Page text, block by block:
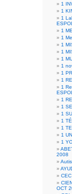
1
1
1
ESPOL
1
1
1
1
1
1
1
1
1
ESPOL
1
1
1
1
1
1
1
2008
CEC
OCT